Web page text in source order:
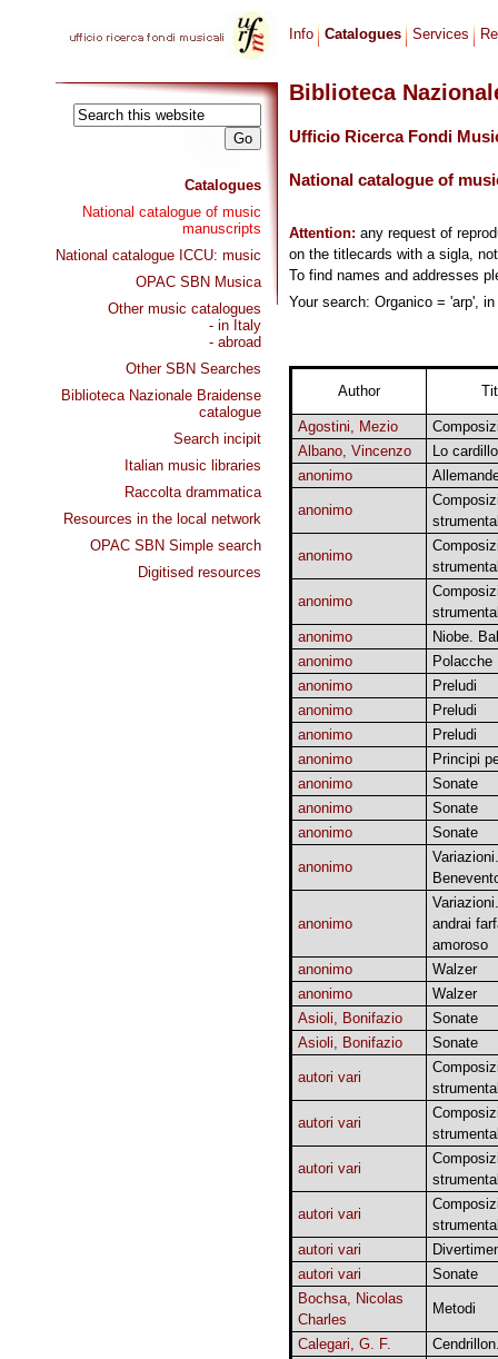
Catalogues
National catalogue of music
manuscripts
National catalogue ICCU: music
OPAC SBN Musica
Other music catalogues
- in Italy
- abroad
Other SBN Searches
Biblioteca Nazionale Braidense
catalogue
Search incipit
Italian music libraries
Raccolta drammatica
Resources in the local network
OPAC SBN Simple search
Digitised resources
Info Catalogues Services
Biblioteca
Ufficio Ricerca Fondi
National catalogue of
Attention: any request of
on the titlecards with a sigla,
To find names and addresses
Your search: Organico = 'arp',
Author
Agostini, Mezio
Albano, Vincenzo
Lo cardillo
anonimo
anonimo
anonimo
anonimo
anonimo
Niobe.
anonimo
Polacche
anonimo
Preludi
anonimo
Preludi
anonimo
Preludi
anonimo
Principi
anonimo
Sonate
anonimo
Sonate
anonimo
Sonate
anonimo
anonimo
andrai
amoroso
anonimo
Walzer
anonimo
Walzer
Asioli, Bonifazio
Sonate
Asioli, Bonifazio
Sonate
autori vari
autori vari
autori vari
autori vari
autori vari
autori vari
Sonate
Bochsa, Nicolas
Charles
Metodi
Calegari, G. F.